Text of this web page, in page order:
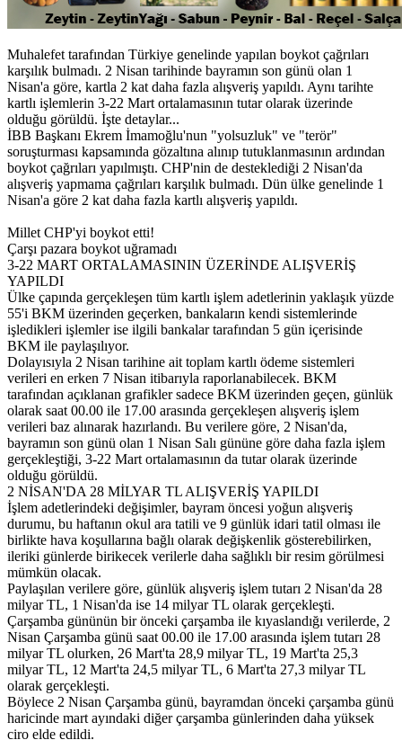
Muhalefet tarafından Türkiye genelinde yapılan boykot çağrıları
karşılık bulmadı. 2 Nisan tarihinde bayramın son günü olan 1
Nisan'a göre, kartla 2 kat daha fazla alışveriş yapıldı. Aynı tarihte
kartlı işlemlerin 3-22 Mart ortalamasının tutar olarak üzerinde
olduğu görüldü. İşte detaylar...
İBB Başkanı Ekrem İmamoğlu'nun "yolsuzluk" ve "terör"
soruşturması kapsamında gözaltına alınıp tutuklanmasının ardından
boykot çağrıları yapılmıştı. CHP'nin de desteklediği 2 Nisan'da
alışveriş yapmama çağrıları karşılık bulmadı. Dün ülke genelinde 1
Nisan'a göre 2 kat daha fazla kartlı alışveriş yapıldı.
Millet CHP'yi boykot etti!
Çarşı pazara boykot uğramadı
3-22 MART ORTALAMASININ ÜZERİNDE ALIŞVERİŞ
YAPILDI
Ülke çapında gerçekleşen tüm kartlı işlem adetlerinin yaklaşık yüzde
55'i BKM üzerinden geçerken, bankaların kendi sistemlerinde
işledikleri işlemler ise ilgili bankalar tarafından 5 gün içerisinde
BKM ile paylaşılıyor.
Dolayısıyla 2 Nisan tarihine ait toplam kartlı ödeme sistemleri
verileri en erken 7 Nisan itibarıyla raporlanabilecek. BKM
tarafından açıklanan grafikler sadece BKM üzerinden geçen, günlük
olarak saat 00.00 ile 17.00 arasında gerçekleşen alışveriş işlem
verileri baz alınarak hazırlandı. Bu verilere göre, 2 Nisan'da,
bayramın son günü olan 1 Nisan Salı gününe göre daha fazla işlem
gerçekleştiği, 3-22 Mart ortalamasının da tutar olarak üzerinde
olduğu görüldü.
2 NİSAN'DA 28 MİLYAR TL ALIŞVERİŞ YAPILDI
İşlem adetlerindeki değişimler, bayram öncesi yoğun alışveriş
durumu, bu haftanın okul ara tatili ve 9 günlük idari tatil olması ile
birlikte hava koşullarına bağlı olarak değişkenlik gösterebilirken,
ileriki günlerde birikecek verilerle daha sağlıklı bir resim görülmesi
mümkün olacak.
Paylaşılan verilere göre, günlük alışveriş işlem tutarı 2 Nisan'da 28
milyar TL, 1 Nisan'da ise 14 milyar TL olarak gerçekleşti.
Çarşamba gününün bir önceki çarşamba ile kıyaslandığı verilerde, 2
Nisan Çarşamba günü saat 00.00 ile 17.00 arasında işlem tutarı 28
milyar TL olurken, 26 Mart'ta 28,9 milyar TL, 19 Mart'ta 25,3
milyar TL, 12 Mart'ta 24,5 milyar TL, 6 Mart'ta 27,3 milyar TL
olarak gerçekleşti.
Böylece 2 Nisan Çarşamba günü, bayramdan önceki çarşamba günü
haricinde mart ayındaki diğer çarşamba günlerinden daha yüksek
ciro elde edildi.